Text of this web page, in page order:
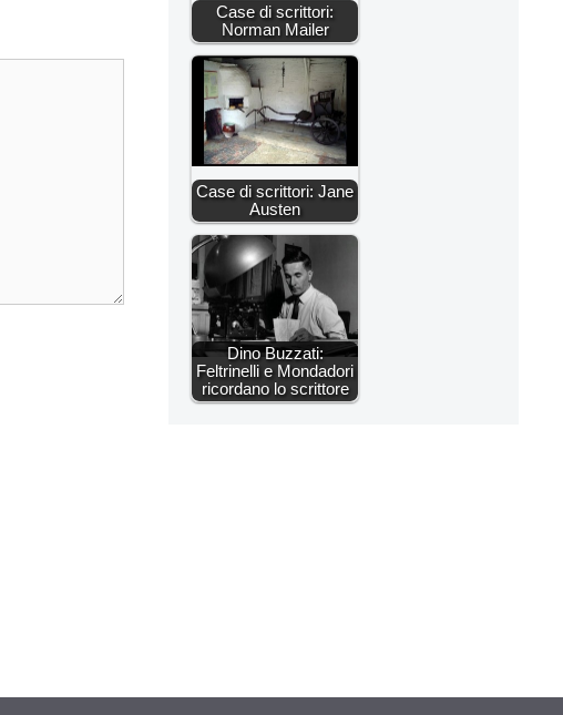
Case di scrittori:
Norman Mailer
Case di scrittori: Jane
Austen
Dino Buzzati:
Feltrinelli e Mondadori
ricordano lo scrittore